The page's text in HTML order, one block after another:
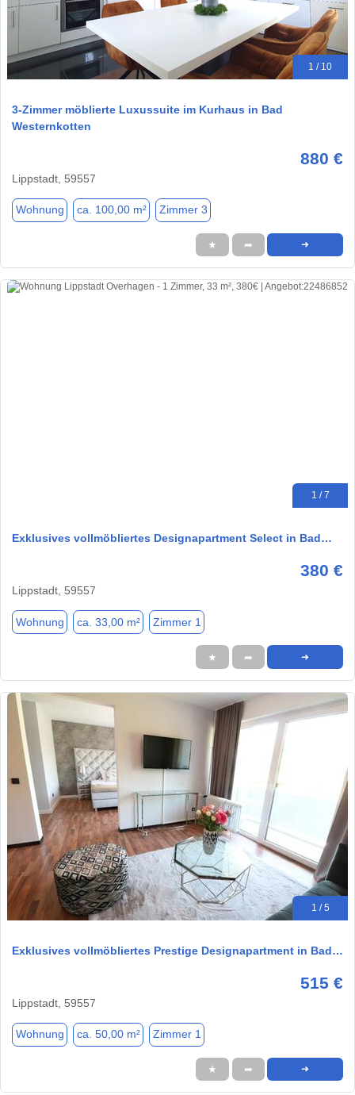
1 / 10
3-Zimmer möblierte Luxussuite im Kurhaus in Bad
Westernkotten
880 €
Lippstadt, 59557
Wohnung ca. 100,00 m² Zimmer 3
★ ➦ ➜
1 / 7
Exklusives vollmöbliertes Designapartment Select in Bad…
380 €
Lippstadt, 59557
Wohnung ca. 33,00 m² Zimmer 1
★ ➦ ➜
1 / 5
Exklusives vollmöbliertes Prestige Designapartment in Bad…
515 €
Lippstadt, 59557
Wohnung ca. 50,00 m² Zimmer 1
★ ➦ ➜